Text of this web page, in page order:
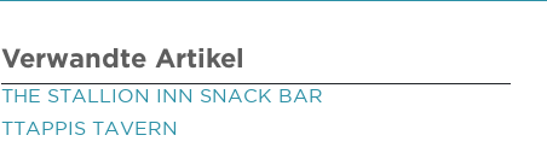
Verwandte Artikel
THE STALLION INN SNACK BAR
TTAPPIS TAVERN